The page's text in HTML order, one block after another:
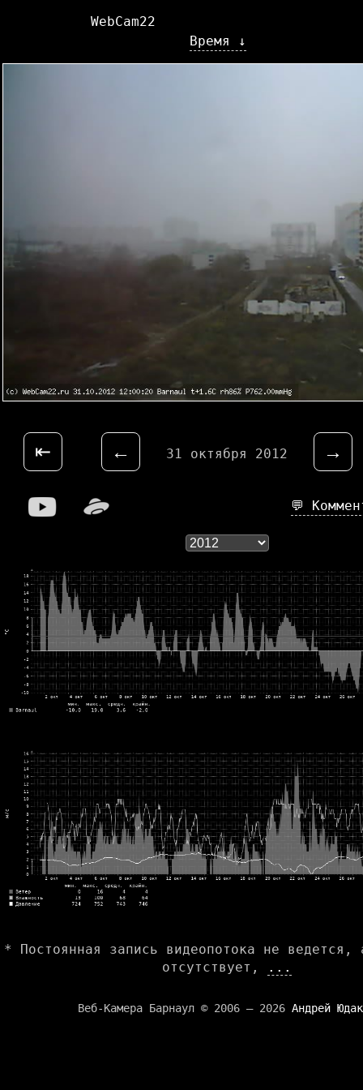
Время ↓
WebCam22
⇤ ← 31 октября 2012 →
💬
* Постоянная запись видеопотока не ведется,
отсутствует,
...
Веб-Камера Барнаул © 2006 — 2026 Андрей